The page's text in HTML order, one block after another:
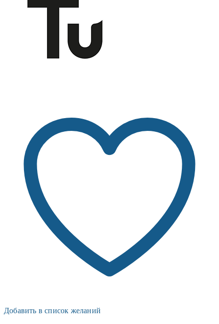
Добавить в список желаний